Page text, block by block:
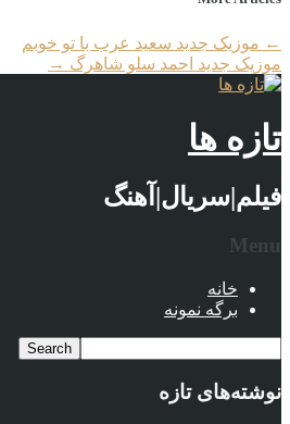
← موزیک جدید سعید عرب با تو خوبم
موزیک جدید احمد سلو شاهرگ →
تازه ها
فیلم|سریال|آهنگ
Menu
خانه
برگه نمونه
نوشته‌های تازه